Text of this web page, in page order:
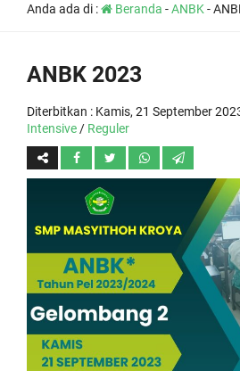
Anda ada di : Beranda -ANBK-
ANBK 2023
Diterbitkan : Kamis, 21 September
Intensive / Reguler